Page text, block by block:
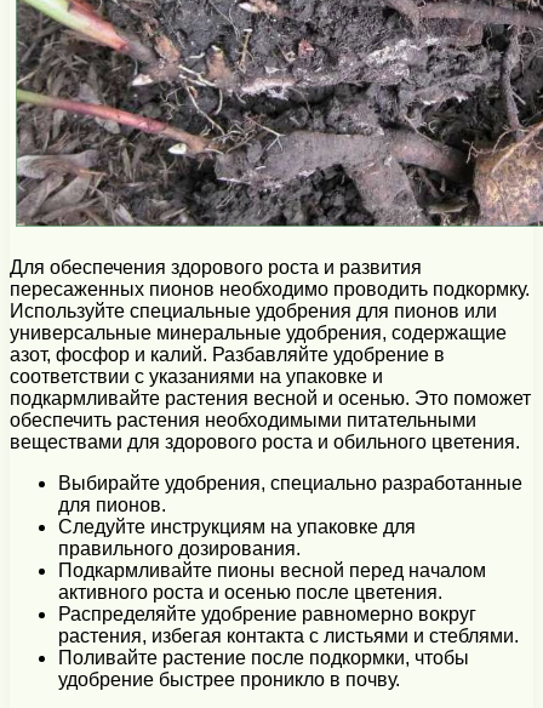
Для обеспечения здорового роста и развития
пересаженных пионов необходимо проводить подкормку.
Используйте специальные удобрения для пионов или
универсальные минеральные удобрения, содержащие
азот, фосфор и калий. Разбавляйте удобрение в
соответствии с указаниями на упаковке и
подкармливайте растения весной и осенью. Это поможет
обеспечить растения необходимыми питательными
веществами для здорового роста и обильного цветения.
Выбирайте удобрения, специально разработанные
для пионов.
Следуйте инструкциям на упаковке для
правильного дозирования.
Подкармливайте пионы весной перед началом
активного роста и осенью после цветения.
Распределяйте удобрение равномерно вокруг
растения, избегая контакта с листьями и стеблями.
Поливайте растение после подкормки, чтобы
удобрение быстрее проникло в почву.